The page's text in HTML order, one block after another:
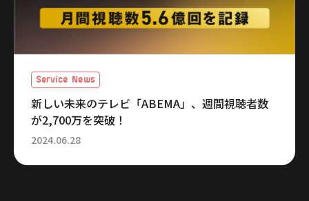
Service News
新しい未来のテレビ「ABEMA」、週間視聴者数
が2,700万を突破！
2024.06.28